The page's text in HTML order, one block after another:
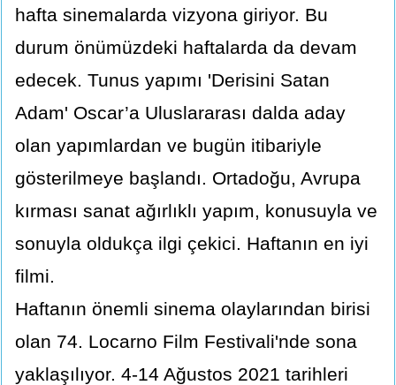
hafta sinemalarda vizyona giriyor. Bu
durum önümüzdeki haftalarda da devam
edecek. Tunus yapımı 'Derisini Satan
Adam' Oscar’a Uluslararası dalda aday
olan yapımlardan ve bugün itibariyle
gösterilmeye başlandı. Ortadoğu, Avrupa
kırması sanat ağırlıklı yapım, konusuyla ve
sonuyla oldukça ilgi çekici. Haftanın en iyi
filmi.
Haftanın önemli sinema olaylarından birisi
olan 74. Locarno Film Festivali'nde sona
yaklaşılıyor. 4-14 Ağustos 2021 tarihleri